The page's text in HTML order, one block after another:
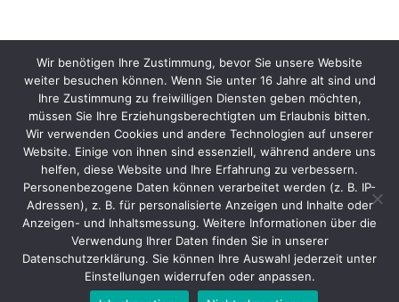
Wir benötigen Ihre Zustimmung, bevor Sie unsere Website
weiter besuchen können. Wenn Sie unter 16 Jahre alt sind und
Ihre Zustimmung zu freiwilligen Diensten geben möchten,
müssen Sie Ihre Erziehungsberechtigten um Erlaubnis bitten.
Wir verwenden Cookies und andere Technologien auf unserer
Website. Einige von ihnen sind essenziell, während andere uns
helfen, diese Website und Ihre Erfahrung zu verbessern.
Personenbezogene Daten können verarbeitet werden (z. B. IP-
Adressen), z. B. für personalisierte Anzeigen und Inhalte oder
Anzeigen- und Inhaltsmessung. Weitere Informationen über die
Verwendung Ihrer Daten finden Sie in unserer
Datenschutzerklärung. Sie können Ihre Auswahl jederzeit unter
Einstellungen widerrufen oder anpassen.